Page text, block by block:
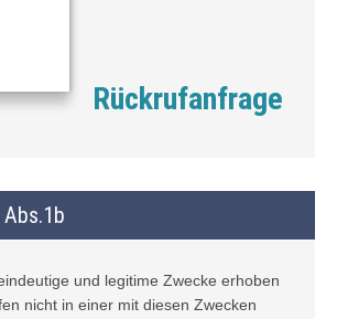
Rückrufanfrage
Abs.1b
und legitime Zwecke erhoben
nicht in einer mit diesen Zwecken